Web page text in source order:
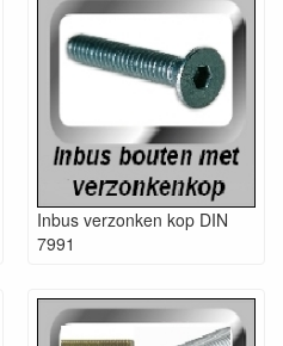
Inbus verzonken kop DIN
7991